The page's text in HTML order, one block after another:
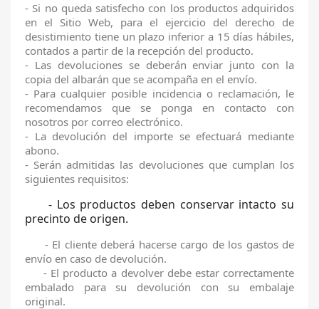
- Si no queda satisfecho con los productos adquiridos
en el Sitio Web, para el ejercicio del derecho de
desistimiento tiene un plazo inferior a 15 días hábiles,
contados a partir de la recepción del producto.
- Las devoluciones se deberán enviar junto con la
copia del albarán que se acompaña en el envío.
- Para cualquier posible incidencia o reclamación, le
recomendamos que se ponga en contacto con
nosotros por correo electrónico.
- La devolución del importe se efectuará mediante
abono.
- Serán admitidas las devoluciones que cumplan los
siguientes requisitos:
- Los productos deben conservar intacto su
precinto de origen.
- El cliente deberá hacerse cargo de los gastos de
envío en caso de devolución.
- El producto a devolver debe estar correctamente
embalado para su devolución con su embalaje
original.